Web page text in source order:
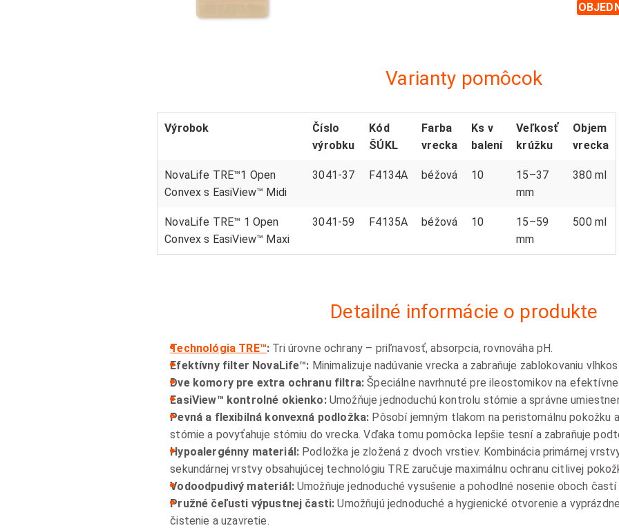
Varianty pomôcok
Výrobok
Číslo
výrobku
Kód
ŠÚKL
Farba
vrecka
Ks v
balení
Veľkosť
krúžku
Objem
vrecka
NovaLife TRE™1 Open
Convex s EasiView™ Midi
3041-37 F4134A béžová 10
15–37
mm
380 ml
NovaLife TRE™ 1 Open
Convex s EasiView™ Maxi
3041-59 F4135A béžová 10
15–59
mm
500 ml
Detailné informácie o produkte
Technológia TRE™: Tri úrovne ochrany – priľnavosť, absorpcia, rovnováha pH.
Efektívny filter NovaLife™: Minimalizuje nadúvanie vrecka a zabraňuje zablokovaniu
Dve komory pre extra ochranu filtra: Špeciálne navrhnuté pre ileostomikov na
EasiView™ kontrolné okienko:Umožňuje jednoduchú kontrolu stómie a správne
Pevná a flexibilná konvexná podložka: Pôsobí jemným tlakom na peristomálnu pokožku
stómie a povyťahuje stómiu do vrecka. Vďaka tomu pomôcka lepšie tesní a zabraňuje
Hypoalergénny materiál: Podložka je zložená z dvoch vrstiev. Kombinácia primárnej
sekundárnej vrstvy obsahujúcej technológiu TRE zaručuje maximálnu ochranu citlivej
Vodoodpudivý materiál: Umožňuje jednoduché vysušenie a pohodlné nosenie oboch
Pružné čeľusti výpustnej časti: Umožňujú jednoduché a hygienické otvorenie a
čistenie a uzavretie.